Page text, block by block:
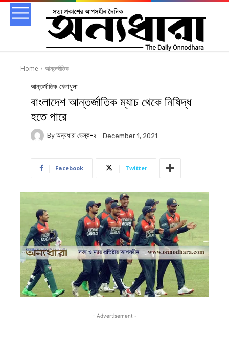
Home আন্তর্জাতিক
আন্তর্জাতিক খেলাধুলা
বাংলাদেশ আন্তর্জাতিক ম্যাচ থেকে নিষিদ্ধ
হতে পারে
By অন্যধারা ডেস্ক-২ December 1, 2021
Facebook Twitter
- Advertisement -